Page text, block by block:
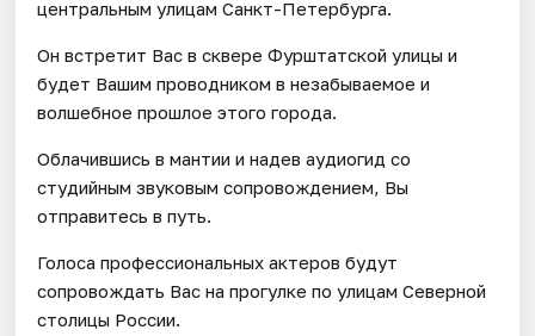
центральным улицам Санкт-Петербурга.
Он встретит Вас в сквере Фурштатской улицы и
будет Вашим проводником в незабываемое и
волшебное прошлое этого города.
Облачившись в мантии и надев аудиогид со
студийным звуковым сопровождением, Вы
отправитесь в путь.
Голоса профессиональных актеров будут
сопровождать Вас на прогулке по улицам Северной
столицы России.